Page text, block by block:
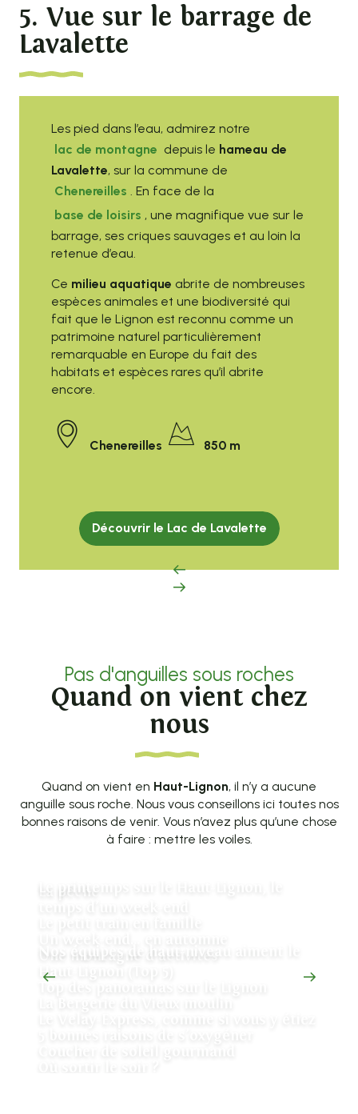
5. Vue sur le barrage de
Lavalette
Les pied dans l’eau, admirez notre
lac de montagne depuis le hameau de
Lavalette, sur la commune de
Chenereilles
. En face de la
base de loisirs , une magnifique vue sur le
barrage, ses criques sauvages et au loin la
retenue d’eau.
Ce milieu aquatique abrite de nombreuses
espèces animales et une biodiversité qui
fait que le Lignon est reconnu comme un
patrimoine naturel particulièrement
remarquable en Europe du fait des
habitats et espèces rares qu’il abrite
encore.
Chenereilles 850 m
Découvrir le Lac de Lavalette
Pas d'anguilles sous roches
Quand on vient chez
nous
Quand on vient en Haut-Lignon, il n’y a aucune
anguille sous roche. Nous vous conseillons ici toutes nos
bonnes raisons de venir. Vous n’avez plus qu’une chose
à faire : mettre les voiles.
La pêche
Le printemps sur le Haut-Lignon, le
Une montagne d’activités
Nos équipes de haut-niveau aiment le
Haut-Lignon (Top 5)
Top des panoramas sur le Lignon